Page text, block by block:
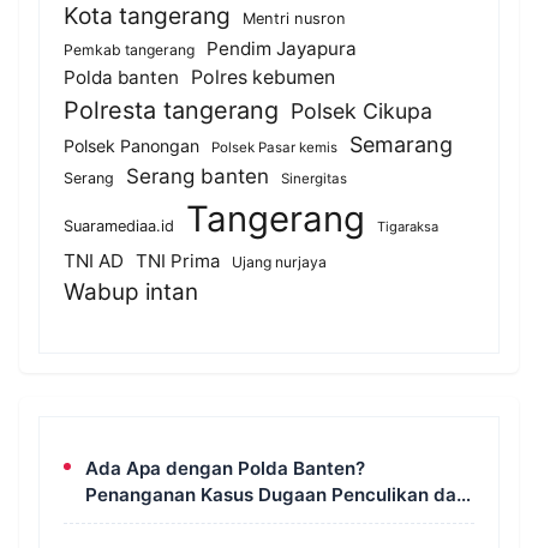
Kota tangerang
Mentri nusron
Pemkab tangerang
Pendim Jayapura
Polda banten
Polres kebumen
Polresta tangerang Polsek Cikupa
Polsek Panongan Polsek Pasar kemis Semarang
Serang Serang banten Sinergitas
Suaramediaa.id Tangerang Tigaraksa
TNI AD TNI Prima Ujang nurjaya
Wabup intan
Ada Apa dengan Polda Banten?
Penanganan Kasus Dugaan Penculikan dan
Pengeroyokan Aktivis UUN Dipertanyakan